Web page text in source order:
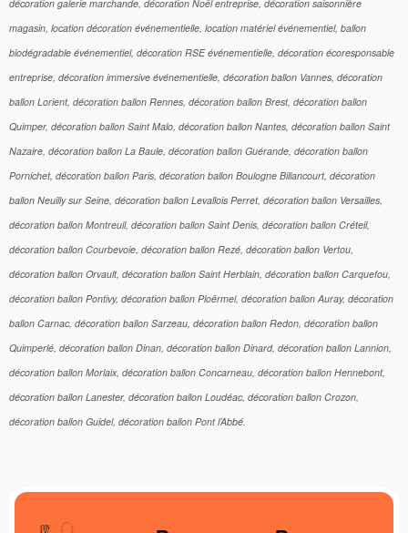
décoration galerie marchande, décoration Noël entreprise, décoration saisonnière
magasin, location décoration événementielle, location matériel événementiel, ballon
biodégradable événementiel, décoration RSE événementielle, décoration écoresponsable
entreprise, décoration immersive événementielle, décoration ballon Vannes, décoration
ballon Lorient, décoration ballon Rennes, décoration ballon Brest, décoration ballon
Quimper, décoration ballon Saint Malo, décoration ballon Nantes, décoration ballon Saint
Nazaire, décoration ballon La Baule, décoration ballon Guérande, décoration ballon
Pornichet, décoration ballon Paris, décoration ballon Boulogne Billancourt, décoration
ballon Neuilly sur Seine, décoration ballon Levallois Perret, décoration ballon Versailles,
décoration ballon Montreuil, décoration ballon Saint Denis, décoration ballon Créteil,
décoration ballon Courbevoie, décoration ballon Rezé, décoration ballon Vertou,
décoration ballon Orvault, décoration ballon Saint Herblain, décoration ballon Carquefou,
décoration ballon Pontivy, décoration ballon Ploërmel, décoration ballon Auray, décoration
ballon Carnac, décoration ballon Sarzeau, décoration ballon Redon, décoration ballon
Quimperlé, décoration ballon Dinan, décoration ballon Dinard, décoration ballon Lannion,
décoration ballon Morlaix, décoration ballon Concarneau, décoration ballon Hennebont,
décoration ballon Lanester, décoration ballon Loudéac, décoration ballon Crozon,
décoration ballon Guidel, décoration ballon Pont l’Abbé.